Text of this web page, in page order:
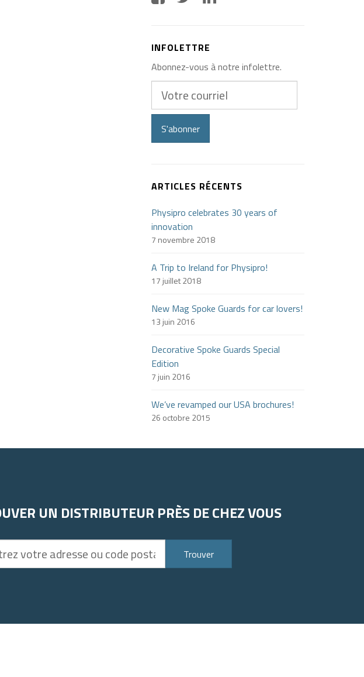
INFOLETTRE
Abonnez-vous à notre infolettre.
courriel
S'abonner
ARTICLES RÉCENTS
Physipro celebrates 30 years of
innovation
7 novembre 2018
A Trip to Ireland for Physipro!
17 juillet 2018
New Mag Spoke Guards for car lovers!
13 juin 2016
Decorative Spoke Guards Special
Edition
7 juin 2016
We’ve revamped our USA brochures!
26 octobre 2015
UN DISTRIBUTEUR PRÈS DE CHEZ VOUS
Trouver